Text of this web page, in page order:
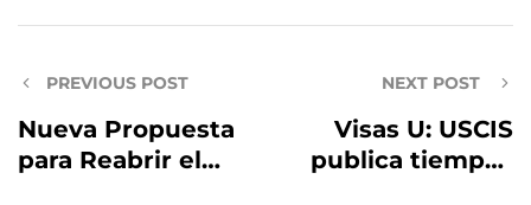
PREVIOUS POST
Nueva Propuesta
para Reabrir el
NEXT POST
Visas U: USCIS
publica tiempos